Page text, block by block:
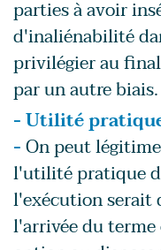
parties à avoir
d'inaliénabilité
privilégier au
par un autre biais.
- Utilité
-On peut
l'utilité pratique
l'exécution serait
l'arrivée du